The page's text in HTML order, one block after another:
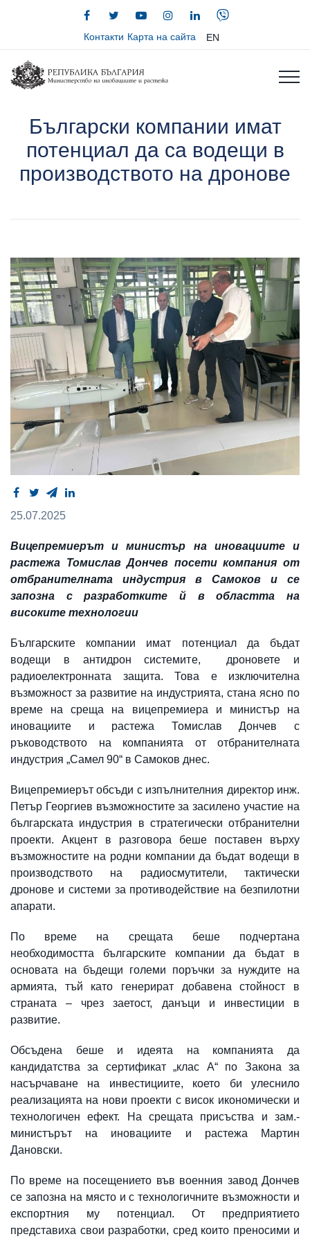
Контакти Карта на сайта EN
Български компании имат
потенциал да са водещи в
производството на дронове
25.07.2025
Вицепремиерът и министър на иновациите и
растежа Томислав Дончев посети компания от
отбранителната индустрия в Самоков и се
запозна с разработките й в областта на
високите технологии
Българските компании имат потенциал да бъдат
водещи в антидрон системите, дроновете и
радиоелектронната защита. Това е изключителна
възможност за развитие на индустрията, стана ясно по
време на среща на вицепремиера и министър на
иновациите и растежа Томислав Дончев с
ръководството на компанията от отбранителната
индустрия „Самел 90“ в Самоков днес.
Вицепремиерът обсъди с изпълнителния директор инж.
Петър Георгиев възможностите за засилено участие на
българската индустрия в стратегически отбранителни
проекти. Акцент в разговора беше поставен върху
възможностите на родни компании да бъдат водещи в
производството на радиосмутители, тактически
дронове и системи за противодействие на безпилотни
апарати.
По време на срещата беше подчертана
необходимостта българските компании да бъдат в
основата на бъдещи големи поръчки за нуждите на
армията, тъй като генерират добавена стойност в
страната – чрез заетост, данъци и инвестиции в
развитие.
Обсъдена беше и идеята на компанията да
кандидатства за сертификат „клас А“ по Закона за
насърчаване на инвестициите, което би улеснило
реализацията на нови проекти с висок икономически и
технологичен ефект. На срещата присъства и зам.-
министърът на иновациите и растежа Мартин
Дановски.
По време на посещението във военния завод Дончев
се запозна на място и с технологичните възможности и
експортния му потенциал. От предприятието
представиха свои разработки, сред които преносими и